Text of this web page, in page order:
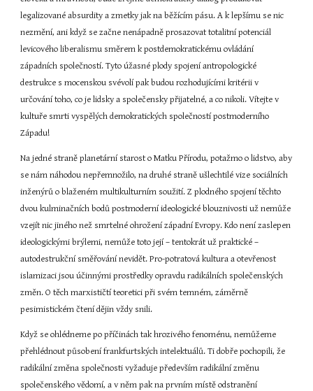
legalizované absurdity a zmetky jak na běžícím pásu. A k lepšímu se nic
nezmění, ani když se začne nenápadně prosazovat totalitní potenciál
levicového liberalismu směrem k postdemokratickému ovládání
západních společností. Tyto úžasné plody spojení antropologické
destrukce s mocenskou svévolí pak budou rozhodujícími kritérii v
určování toho, co je lidsky a společensky přijatelné, a co nikoli. Vítejte v
kultuře smrti vyspělých demokratických společností postmoderního
Západu!
Na jedné straně planetární starost o Matku Přírodu, potažmo o lidstvo, aby
se nám náhodou nepřemnožilo, na druhé straně ušlechtilé vize sociálních
inženýrů o blaženém multikulturním soužití. Z plodného spojení těchto
dvou kulminačních bodů postmoderní ideologické blouznivosti už nemůže
vzejít nic jiného než smrtelné ohrožení západní Evropy. Kdo není zaslepen
ideologickými brýlemi, nemůže toto její – tentokrát už praktické –
autodestrukční směřování nevidět. Pro-potratová kultura a otevřenost
islamizaci jsou účinnými prostředky opravdu radikálních společenských
změn. O těch marxističtí teoretici při svém temném, záměrně
pesimistickém čtení dějin vždy snili.
Když se ohlédneme po příčinách tak hrozivého fenoménu, nemůžeme
přehlédnout působení frankfurtských intelektuálů. Ti dobře pochopili, že
radikální změna společnosti vyžaduje především radikální změnu
společenského vědomí, a v něm pak na prvním místě odstranění